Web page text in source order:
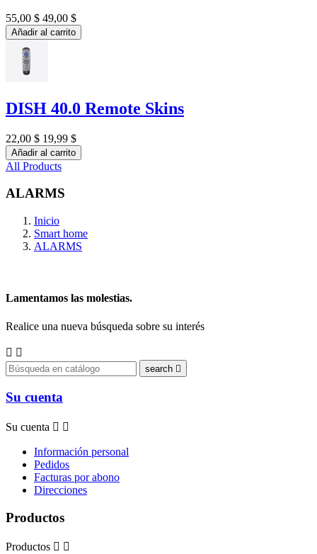
55,00 $ 49,00 $
Añadir al carrito
DISH 40.0 Remote Skins
22,00 $ 19,99 $
Añadir al carrito
All Products
ALARMS
Inicio
Smart home
ALARMS
Lamentamos las molestias.
Realice una nueva búsqueda sobre su interés
 
search 
Su cuenta
Su cuenta  
Información personal
Pedidos
Facturas por abono
Direcciones
Productos
Productos  